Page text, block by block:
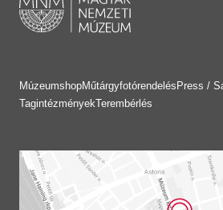
MúzeumshopMűtárgyfotórendelés Press /
TagintézményekTerembérlés